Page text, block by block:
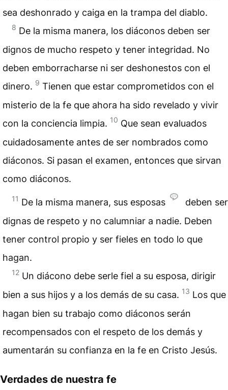
sea deshonrado y caiga en la trampa del diablo.
8 De la misma manera, los diáconos deben ser
dignos de mucho respeto y tener integridad. No
deben emborracharse ni ser deshonestos con el
dinero. 9 Tienen que estar comprometidos con el
misterio de la fe que ahora ha sido revelado y vivir
con la conciencia limpia. 10 Que sean evaluados
cuidadosamente antes de ser nombrados como
diáconos. Si pasan el examen, entonces que sirvan
como diáconos.
11 De la misma manera, sus esposas
deben ser
dignas de respeto y no calumniar a nadie. Deben
tener control propio y ser fieles en todo lo que
hagan.
12 Un diácono debe serle fiel a su esposa, dirigir
bien a sus hijos y a los demás de su casa. 13 Los que
hagan bien su trabajo como diáconos serán
recompensados con el respeto de los demás y
aumentarán su confianza en la fe en Cristo Jesús.
Verdades de nuestra fe